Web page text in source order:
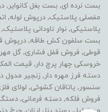
بست نرده ای, بست بغل کانوایر,
مفصلی پلاستیک, درپوش لوله,
پلاستیکی, نوار ناودانی
بست سلفون کش طاقه, درپوش
قوطی, فروش قفل فشاری, گل
خروسکی چهار پرچ دار, قیمت
دسته فرز مهره دار, زنجیر
سنسور, یاتاقان کشوئی, لولای
فروش فلکه, دسته فرمانی,